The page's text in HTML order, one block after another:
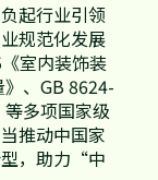
起行业引领
规范化发展
室内装饰装
、GB 8624-
多项国家级
推动中国家
，助力“中